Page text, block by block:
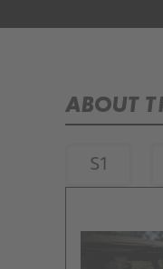
ABOUT
S1